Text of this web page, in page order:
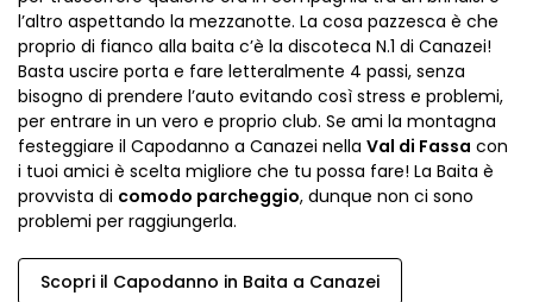
l’altro aspettando la mezzanotte. La cosa pazzesca è che
proprio di fianco alla baita c’è la discoteca N.1 di Canazei!
Basta uscire porta e fare letteralmente 4 passi, senza
bisogno di prendere l’auto evitando così stress e problemi,
per entrare in un vero e proprio club. Se ami la montagna
festeggiare il Capodanno a Canazei nella Val di Fassa con
i tuoi amici è scelta migliore che tu possa fare! La Baita è
provvista di comodo parcheggio, dunque non ci sono
problemi per raggiungerla.
Scopri il Capodanno in Baita a Canazei